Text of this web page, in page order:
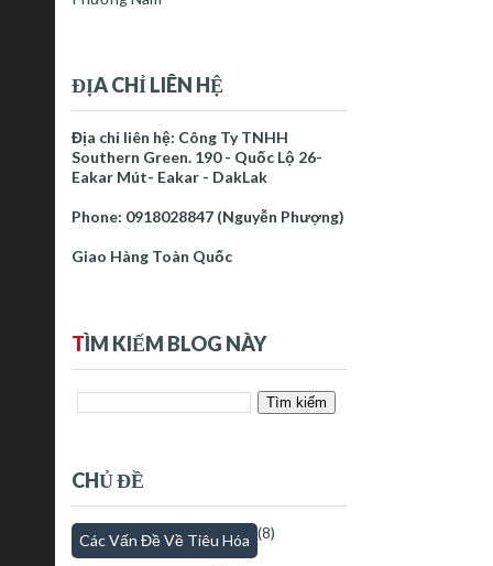
ĐỊA CHỈ LIÊN HỆ
Địa chỉ liên hệ: Công Ty TNHH
Southern Green. 190 - Quốc Lộ 26-
Eakar Mút- Eakar - DakLak
Phone: 0918028847 (Nguyễn Phượng)
Giao Hàng Toàn Quốc
TÌM KIẾM BLOG NÀY
CHỦ ĐỀ
Các Vấn Đề Về Tiêu Hóa (8)